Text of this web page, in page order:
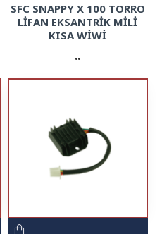
SFC SNAPPY X 100 TORRO
LİFAN EKSANTRİK MİLİ
KISA WİWİ
..